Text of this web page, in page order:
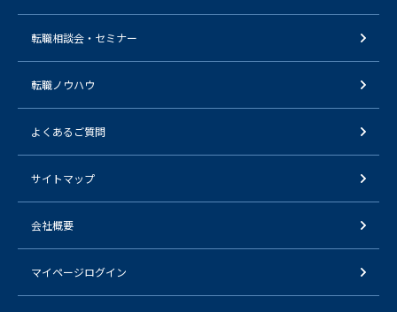
転職相談会・セミナー
転職ノウハウ
よくあるご質問
サイトマップ
会社概要
マイページログイン